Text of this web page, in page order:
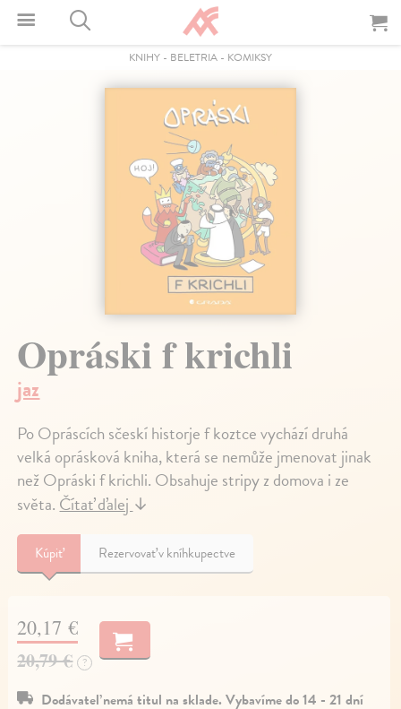
KNIHY - BELETRIA - KOMIKSY
Opráski f krichli
jaz
Po Opráscích sčeskí historje f koztce vychází druhá
velká oprásková kniha, která se nemůže jmenovat jinak
než Opráski f krichli. Obsahuje stripy z domova i ze
světa. Čítať ďalej ↓
Kúpiť Rezervovať v kníhkupectve
20,17 €
20,79 € ?
Dodávateľ nemá titul na sklade. Vybavíme do 14 - 21 dní